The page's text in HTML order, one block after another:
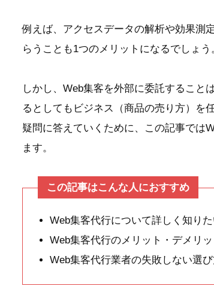
例えば、アクセスデータの解析や効果測
らうことも1つのメリットになるでしょう
しかし、Web集客を外部に委託すること
るとしてもビジネス（商品の売り方）を
疑問に答えていくために、この記事では
ます。
この記事はこんな人におすすめ
Web集客代行について詳しく知り
Web集客代行のメリット・デメリ
Web集客代行業者の失敗しない選